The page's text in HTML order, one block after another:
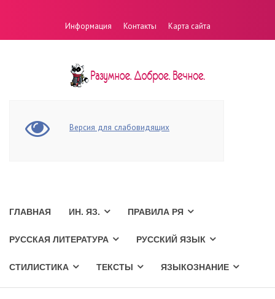
Информация Контакты Карта сайта
Версия для слабовидящих
ГЛАВНАЯ ИН. ЯЗ. ПРАВИЛА РЯ
РУССКАЯ ЛИТЕРАТУРА РУССКИЙ ЯЗЫК
СТИЛИСТИКА ТЕКСТЫ ЯЗЫКОЗНАНИЕ